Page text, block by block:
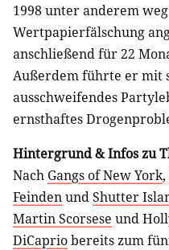
1998 unter anderem
Wertpapierfälschung
anschließend für 22
Außerdem führte er mit
ausschweifendes
ernsthaftes
Hintergrund & Infos zu
Nach Gangs of New York,
FeindenundShutter
Martin Scorsese und
DiCapriobereits zum